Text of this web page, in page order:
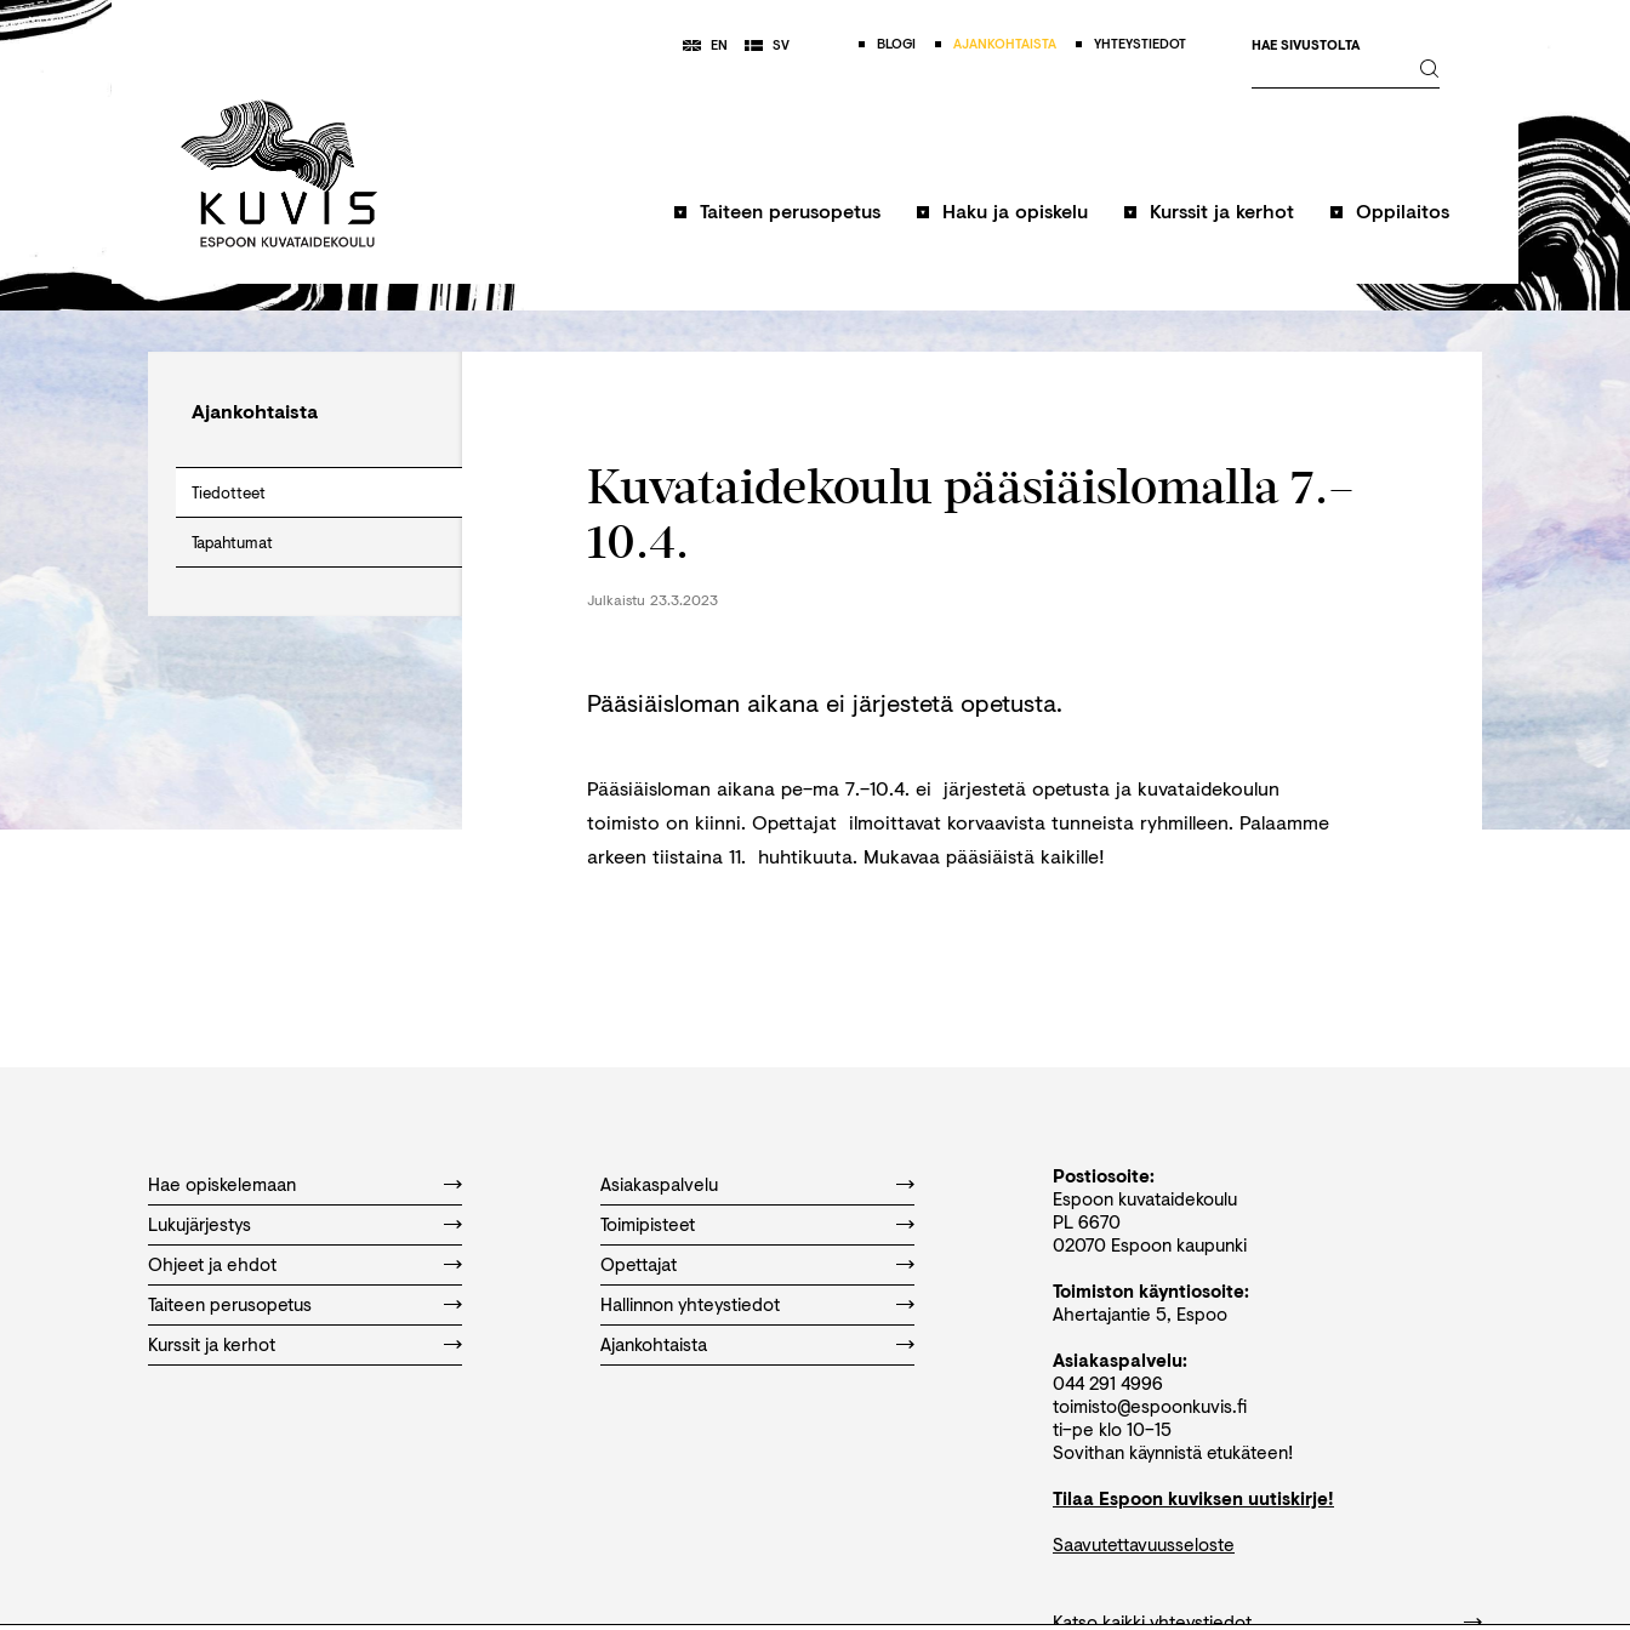
EN SV BLOGI AJANKOHTAISTA YHTEYSTIEDOT HAE SIVUSTOLTA
Taiteen perusopetus Haku ja opiskelu Kurssit ja kerhot Oppilaitos
Ajankohtaista
Tiedotteet
Tapahtumat
Kuvataidekoulu pääsiäislomalla 7.–
10.4.
Julkaistu 23.3.2023
Pääsiäisloman aikana ei järjestetä opetusta.
Pääsiäisloman aikana pe–ma 7.–10.4. ei järjestetä opetusta ja kuvataidekoulun
toimisto on kiinni. Opettajat ilmoittavat korvaavista tunneista ryhmilleen. Palaamme
arkeen tiistaina 11. huhtikuuta. Mukavaa pääsiäistä kaikille!
Hae opiskelemaan
Lukujärjestys
Ohjeet ja ehdot
Taiteen perusopetus
Kurssit ja kerhot
Asiakaspalvelu
Toimipisteet
Opettajat
Hallinnon yhteystiedot
Ajankohtaista
Postiosoite:
Espoon kuvataidekoulu
PL 6670
02070 Espoon kaupunki
Toimiston käyntiosoite:
Ahertajantie 5, Espoo
Asiakaspalvelu:
044 291 4996
toimisto@espoonkuvis.fi
ti–pe klo 10–15
Sovithan käynnistä etukäteen!
Tilaa Espoon kuviksen uutiskirje!
Saavutettavuusseloste
Katso kaikki yhteystiedot